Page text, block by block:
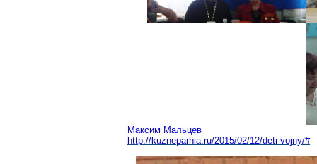
Максим Мальцев
http://kuzneparhia.ru/2015/02/12/deti-vojny/#